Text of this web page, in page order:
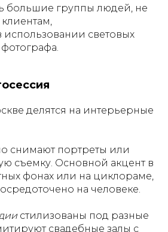
большие группы людей, не
использовании световых
делятся на интерьерные
снимают портреты или
съемку. Основной акцент в
фонах или на циклораме,
на человеке.
стилизованы под разные
свадебные залы с